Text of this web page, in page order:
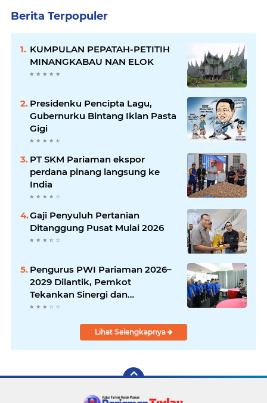
Berita Terpopuler
KUMPULAN PEPATAH-PETITIH
MINANGKABAU NAN ELOK
Presidenku Pencipta Lagu,
Gubernurku Bintang Iklan Pasta
Gigi
PT SKM Pariaman ekspor
perdana pinang langsung ke
India
Gaji Penyuluh Pertanian
Ditanggung Pusat Mulai 2026
Pengurus PWI Pariaman 2026–
2029 Dilantik, Pemkot
Tekankan Sinergi dan
Profesionalisme Pers
Lihat Selengkapnya